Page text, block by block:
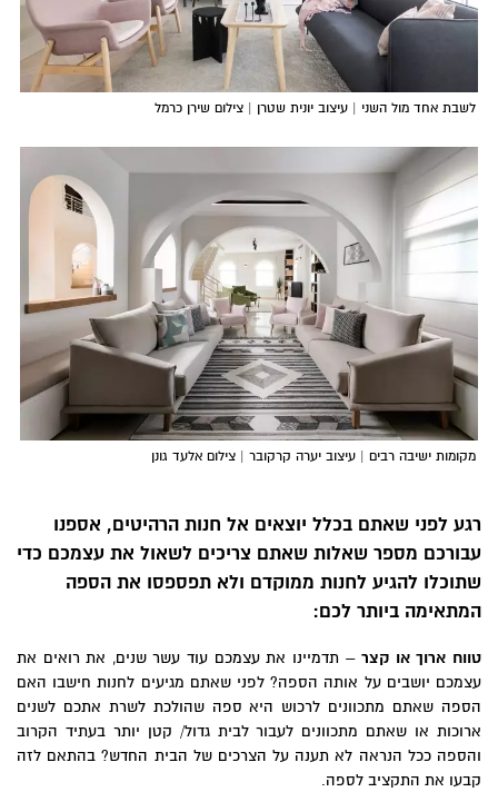
לשבת אחד מול השני | עיצוב יונית שטרן | צילום שירן כרמל
מקומות ישיבה רבים | עיצוב יערה קרקובר | צילום אלעד גונן
רגע לפני שאתם בכלל יוצאים אל חנות הרהיטים, אספנו
עבורכם מספר שאלות שאתם צריכים לשאול את עצמכם כדי
שתוכלו להגיע לחנות ממוקדם ולא תפספסו את הספה
המתאימה ביותר לכם:
טווח ארוך או קצר– תדמיינו את עצמכם עוד עשר שנים, את רואים את
עצמכם יושבים על אותה הספה? לפני שאתם מגיעים לחנות חישבו האם
הספה שאתם מתכוונים לרכוש היא ספה שהולכת לשרת אתכם לשנים
ארוכות או שאתם מתכוונים לעבור לבית גדול/ קטן יותר בעתיד הקרוב
והספה ככל הנראה לא תענה על הצרכים של הבית החדש? בהתאם לזה
קבעו את התקציב לספה.